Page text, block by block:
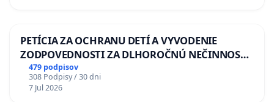
PETÍCIA ZA OCHRANU DETÍ A VYVODENIE
ZODPOVEDNOSTI ZA DLHOROČNÚ NEČINNOSŤ
A ZLYHANIE ŠTÁTU
479 podpisov
308 Podpisy / 30 dni
7 Jul 2026